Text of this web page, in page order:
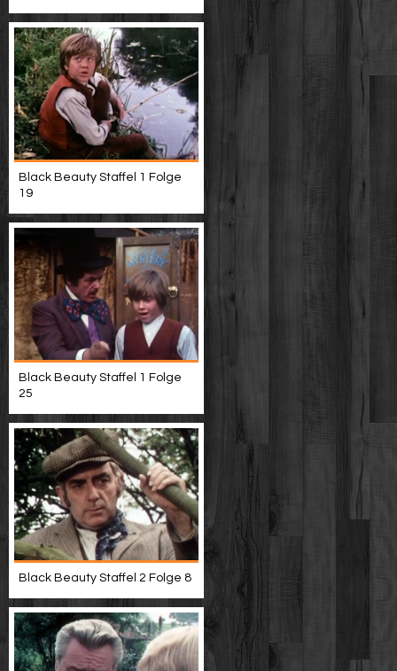
Black Beauty Staffel 1 Folge
19
Black Beauty Staffel 1 Folge
25
Black Beauty Staffel 2 Folge 8